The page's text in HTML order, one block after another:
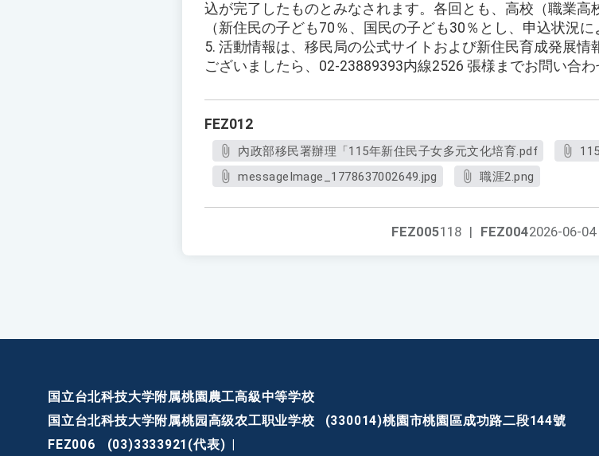
込が完了したものとみなされます。各回とも、高校（職業
（新住民の子ども70％、国民の子ども30％とし、申込状況に
5. 活動情報は、移民局の公式サイトおよび新住民育成発展
ございましたら、02-23889393内線2526 張様までお問い合わ
FEZ012
內政部移民署辦理「115年新住民子女多元文化培育.pdf
messageImage_1778637002649.jpg
職涯2.png
FEZ0042026-06-04
FEZ005118 |
国立台北科技大学附属桃園農工高級中等学校
国立台北科技大学附属桃园高级农工职业学校
(330014)桃園市桃園區成功路二段144號
FEZ006
(03)3333921(代表)